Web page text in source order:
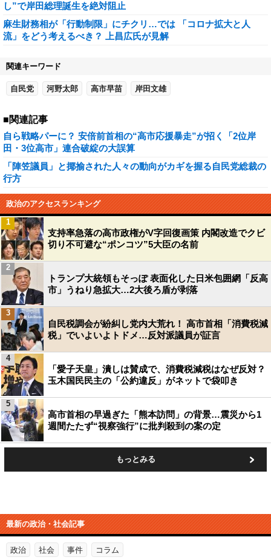
し”で岸田総理誕生を絶対阻止
麻生財務相が「行動制限」にチクリ…では 「コロナ拡大と人
流」をどう考えるべき？ 上昌広氏が見解
関連キーワード
自民党 河野太郎 高市早苗 岸田文雄
■関連記事
自ら戦略パーに？ 安倍前首相の“高市応援暴走”が招く「2位岸
田・3位高市」連合破綻の大誤算
「陣笠議員」と揶揄された人々の動向がカギを握る自民党総裁の
行方
政治のアクセスランキング
支持率急落の高市政権がV字回復画策 内閣改造でクビ
切り不可避な“ポンコツ”5大臣の名前
1
トランプ大統領もそっぽ 表面化した日米包囲網「反高
市」うねり急拡大…2大後ろ盾が剥落
2
自民税調会が紛糾し党内大荒れ！ 高市首相「消費税減
税」でいよいよトドメ…反対派議員が証言
3
「愛子天皇」潰しは賛成で、消費税減税はなぜ反対？
玉木国民民主の「公約違反」がネットで袋叩き
4
高市首相の早過ぎた「熊本訪問」の背景…震災から1
週間たたず“視察強行”に批判殺到の案の定
5
もっとみる
最新の政治・社会記事
政治 社会 事件 コラム